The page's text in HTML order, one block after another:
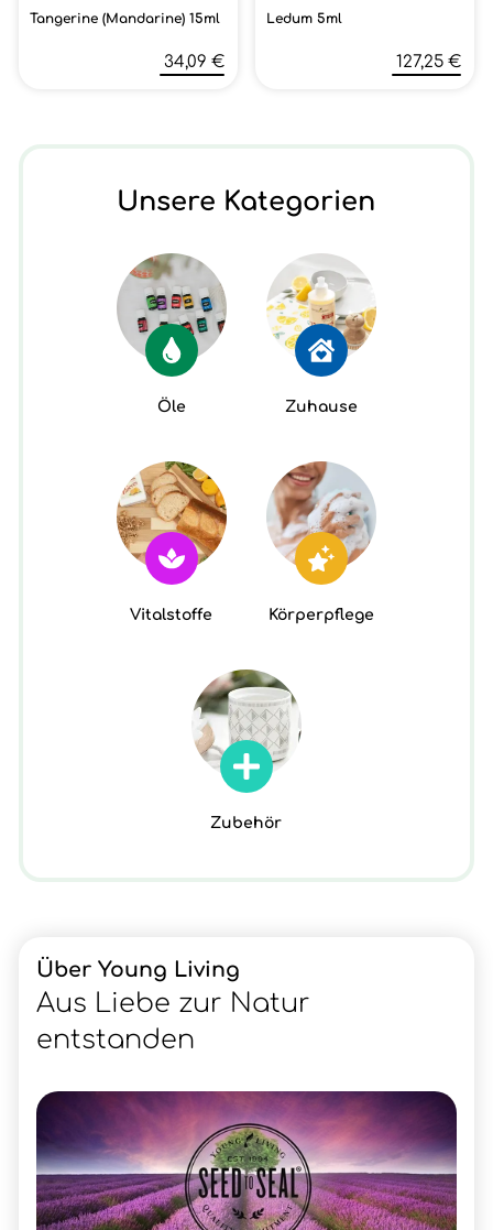
Tangerine (Mandarine) 15ml
34,09 €
Ledum 5ml
127,25 €
Unsere Kategorien
Öle Zuhause
Vitalstoffe Körperpflege
Zubehör
Über Young Living
Aus Liebe zur Natur
entstanden